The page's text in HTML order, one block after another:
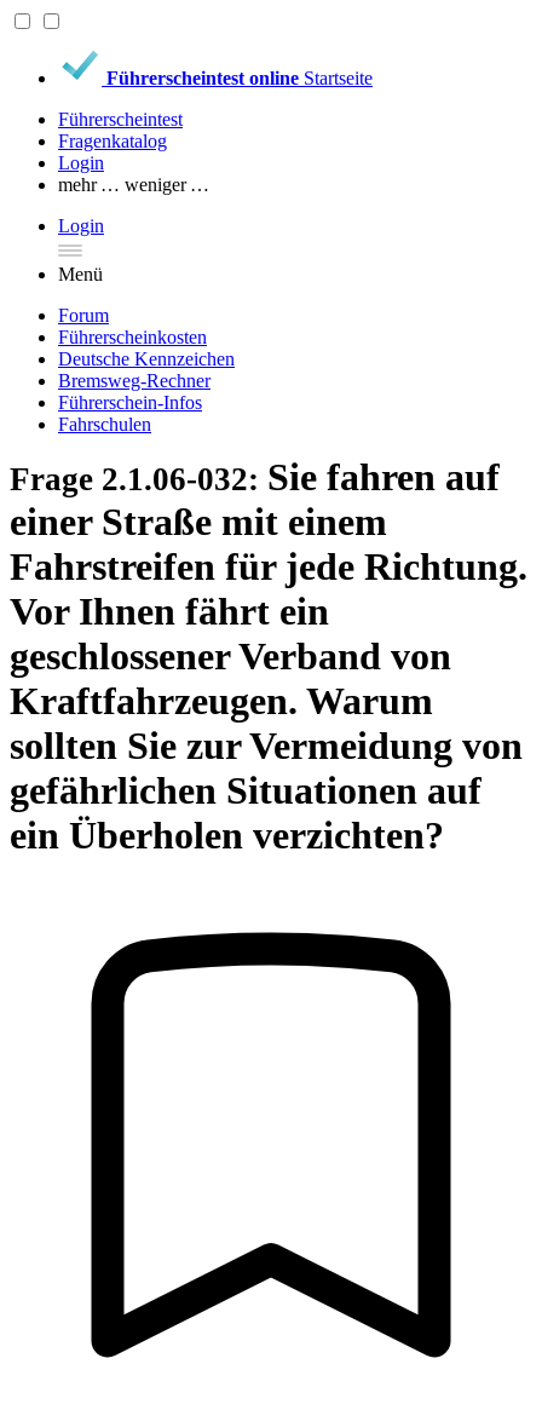
Führerscheintest online Startseite
Führerscheintest
Fragenkatalog
Login
mehr … weniger …
Login
Menü
Forum
Führerscheinkosten
Deutsche Kennzeichen
Bremsweg-Rechner
Führerschein-Infos
Fahrschulen
Frage 2.1.06-032: Sie fahren auf
einer Straße mit einem
Fahrstreifen für jede Richtung.
Vor Ihnen fährt ein
geschlossener Verband von
Kraftfahrzeugen. Warum
sollten Sie zur Vermeidung von
gefährlichen Situationen auf
ein Überholen verzichten?